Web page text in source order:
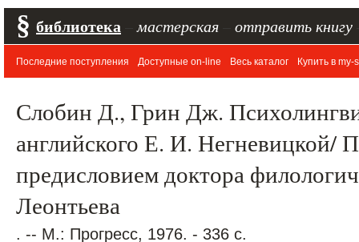
§ библиотека мастерская отправить книгу
Последние поступления Доступные on-line Весь каталог Купить в my-
Слобин Д., Грин Дж.
английского Е. И. Негневицкой/
предисловием доктора
Леонтьева
. -- М.: Прогресс, 1976. - 336 с.